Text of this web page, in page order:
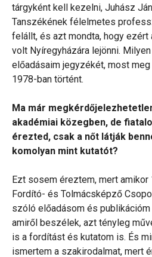
tárgyként kell kezelni, Juhász
Tanszékének félelmetes
felállt, és azt mondta, hogy
volt Nyíregyházára lejönni.
előadásaim jegyzékét, most
1978-ban történt.
Ma már
akadémiai közegben, de
érezted, csak a nőt látják
komolyan mint kutatót?
Ezt sosem éreztem, mert
Fordító- és Tolmácsképző
szóló előadásom és
amiről beszélek, azt tényleg
is a fordítást és kutatom is. És
ismertem a szakirodalmat, mert